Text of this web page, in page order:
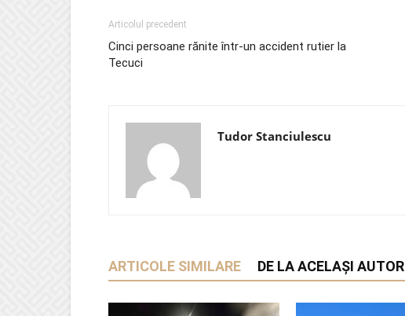
Articolul precedent
Cinci persoane rănite într-un accident rutier la
Tecuci
Tudor Stanciulescu
ARTICOLE SIMILARE DE LA ACELAȘI AUTOR